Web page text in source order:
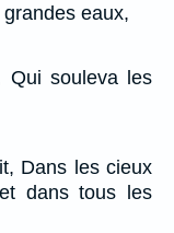
eaux,
souleva les
Dans les cieux
dans tous les